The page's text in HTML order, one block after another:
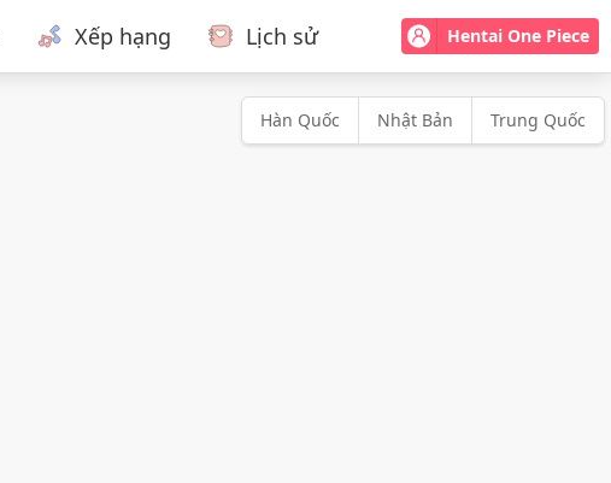
Hentai One Piece
Xếp hạng Lịch sử
Hàn Quốc Nhật Bản Trung Quốc